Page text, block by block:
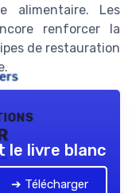
alimentaire. Les
renforcer la
de restauration
le livre blanc
➔ Télécharger